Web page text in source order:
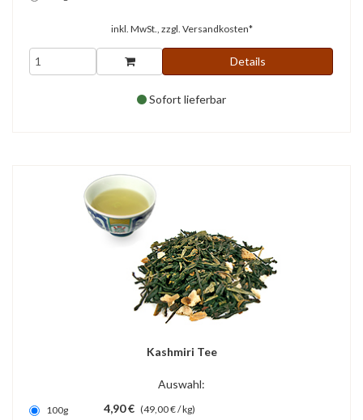
inkl. MwSt., zzgl. Versandkosten*
Details
Sofort lieferbar
Kashmiri Tee
Auswahl:
100g 4,90 € (49,00 € / kg)